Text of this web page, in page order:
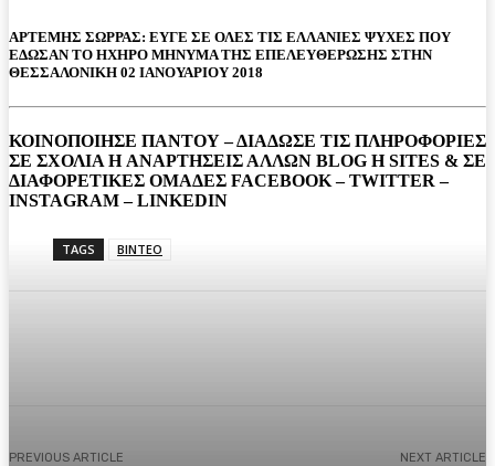
ΑΡΤΕΜΗΣ ΣΩΡΡΑΣ: ΕΥΓΕ ΣΕ ΟΛΕΣ ΤΙΣ ΕΛΛΑΝΙΕΣ ΨΥΧΕΣ ΠΟΥ
ΕΔΩΣΑΝ ΤΟ ΗΧΗΡΟ ΜΗΝΥΜΑ ΤΗΣ ΕΠΕΛΕΥΘΕΡΩΣΗΣ ΣΤΗΝ
ΘΕΣΣΑΛΟΝΙΚΗ 02 ΙΑΝΟΥΑΡΙΟΥ 2018
ΚΟΙΝΟΠΟΙΗΣΕ ΠΑΝΤΟΥ – ΔΙΑΔΩΣΕ ΤΙΣ ΠΛΗΡΟΦΟΡΙΕΣ
ΣΕ ΣΧΟΛΙΑ H ΑΝAΡΤΗΣΕΙΣ ΑΛΛΩΝ BLOG H SITES & ΣΕ
ΔΙΑΦΟΡΕTIKEΣ ΟΜΑΔΕΣ FACEBOOK – TWITTER –
INSTAGRAM – LINKEDIN
TAGS ΒΙΝΤΕΟ
PREVIOUS ARTICLE NEXT ARTICLE